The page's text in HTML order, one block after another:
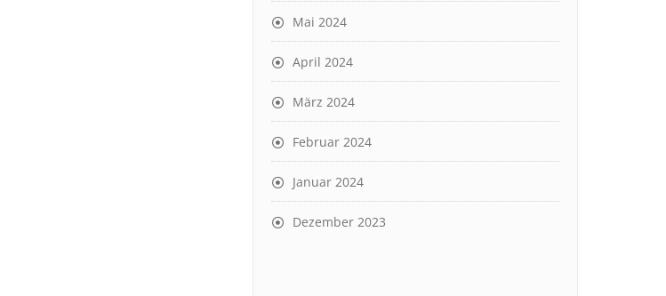
Mai 2024
April 2024
März 2024
Februar 2024
Januar 2024
Dezember 2023